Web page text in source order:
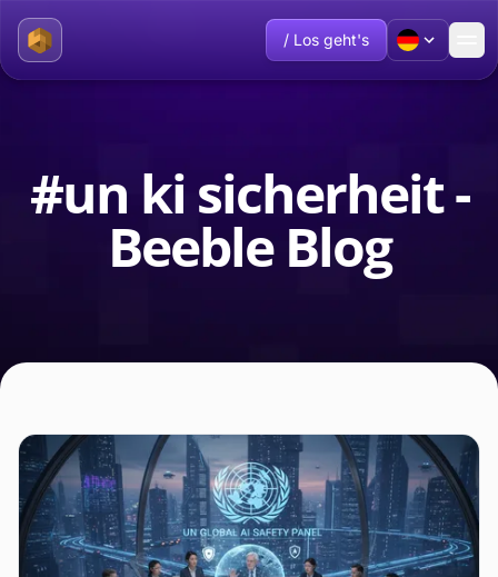
/ Los geht's
#un ki sicherheit -
Beeble Blog